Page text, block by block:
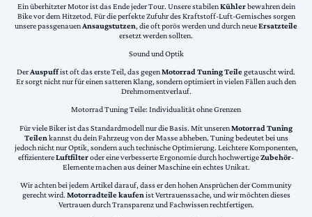
Ein überhitzter Motor ist das Ende jeder Tour. Unsere stabilenKühlerbewahren dein
Bike vor dem Hitzetod. Für die perfekte Zufuhr des Kraftstoff-Luft-Gemisches sorgen
unsere passgenauenAnsaugstutzen, die oft porös werden und durch neueErsatzteile
ersetzt werden sollten.
Sound und Optik
DerAuspuffist oft das erste Teil, das gegenMotorrad Tuning Teilegetauscht wird.
Er sorgt nicht nur für einen satteren Klang, sondern optimiert in vielen Fällen auch den
Drehmomentverlauf.
Motorrad Tuning Teile: Individualität ohne Grenzen
Für viele Biker ist das Standardmodell nur die Basis. Mit unserenMotorrad Tuning
Teilen kannst du dein Fahrzeug von der Masse abheben. Tuning bedeutet bei uns
jedoch nicht nur Optik, sondern auch technische Optimierung. Leichtere Komponenten,
effizientereLuftfilteroder eine verbesserte Ergonomie durch hochwertigeZubehör-
Elemente machen aus deiner Maschine ein echtes Unikat.
Wir achten bei jedem Artikel darauf, dass er den hohen Ansprüchen der Community
gerecht wird. Motorradteile kaufen ist Vertrauenssache, und wir möchten dieses
Vertrauen durch Transparenz und Fachwissen rechtfertigen.